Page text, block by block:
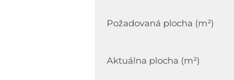
Požadovaná plocha (m²)
Aktuálna plocha (m²)
Ecoceramic